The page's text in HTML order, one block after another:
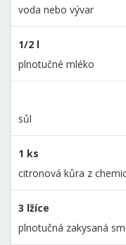
voda nebo vývar
1/2 l
plnotučné mléko
sůl
1 ks
citronová kůra z
3 lžíce
plnotučná zakysaná